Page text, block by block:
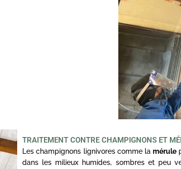
TRAITEMENT CONTRE CHAMPIGNONS ET
Les champignons lignivores comme lamérule
dans les milieux humides, sombres et peu